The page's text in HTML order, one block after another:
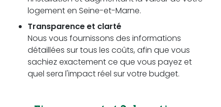
logement en Seine-et-Marne.
Transparence et clarté
Nous vous fournissons des informations
détaillées sur tous les coûts, afin que vous
sachiez exactement ce que vous payez et
quel sera l'impact réel sur votre budget.